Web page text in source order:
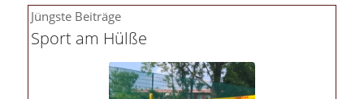
Jüngste Beiträge
Sport am Hülße